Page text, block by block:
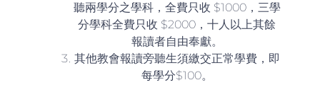
聽兩學分之學科，全費只收 $1000，三學
分學科全費只收 $2000，十人以上其餘
報讀者自由奉獻。
其他教會報讀旁聽生須繳交正常學費，即
每學分$100。